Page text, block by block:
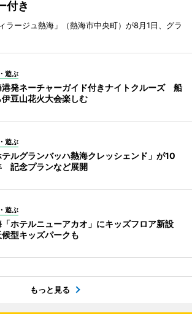
付き
ラージュ熱海」（熱海市中央町）が8月1日、グラ
遊ぶ
港発ネーチャーガイド付きナイトクルーズ 船
豆山花火大会楽しむ
遊ぶ
テルグランバッハ熱海クレッシェンド」が10
記念プランなど展開
遊ぶ
「ホテルニューアカオ」にキッズフロア新設
型キッズパークも
もっと見る